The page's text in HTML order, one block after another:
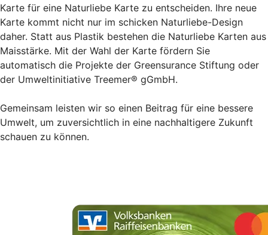
Karte für eine Naturliebe Karte zu entscheiden. Ihre neue
Karte kommt nicht nur im schicken Naturliebe-Design
daher. Statt aus Plastik bestehen die Naturliebe Karten aus
Maisstärke. Mit der Wahl der Karte fördern Sie
automatisch die Projekte der Greensurance Stiftung oder
der Umweltinitiative Treemer® gGmbH.
Gemeinsam leisten wir so einen Beitrag für eine bessere
Umwelt, um zuversichtlich in eine nachhaltigere Zukunft
schauen zu können.